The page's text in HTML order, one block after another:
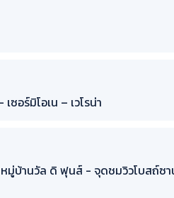
ซอร์มิโอเน – เวโรน่า
หมู่บ้านวัล ดิ ฟุนส์ - จุดชมวิวโบสถ์